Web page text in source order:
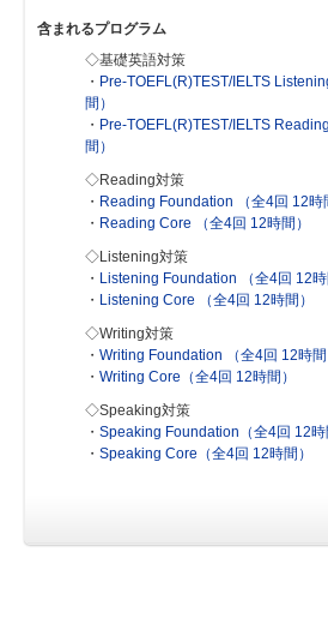
含まれるプログラム
◇基礎英語対策
・ Pre-TOEFL(R)TEST/IELTS
間）
・ Pre-TOEFL(R)TEST/IELTS
間）
◇Reading対策
・ Reading Foundation （全4回 12時
・ Reading Core （全4回 12時間）
◇Listening対策
・ Listening Foundation （全4回 12時
・ Listening Core （全4回 12時間）
◇Writing対策
・ Writing Foundation （全4回 12時間
・ Writing Core（全4回 12時間）
◇Speaking対策
・ Speaking Foundation（全4回 12時
・ Speaking Core（全4回 12時間）